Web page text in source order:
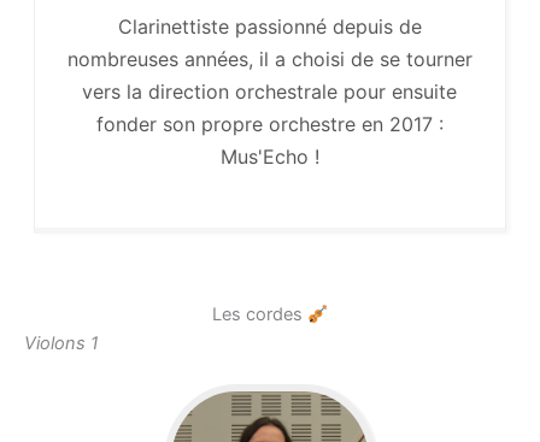
Clarinettiste passionné depuis de
nombreuses années, il a choisi de se tourner
vers la direction orchestrale pour ensuite
fonder son propre orchestre en 2017 :
Mus'Echo !
Les cordes
Violons 1